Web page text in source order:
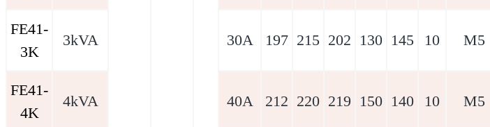
FE41-
3K
3kVA 30A 197 215 202 130 145 10 M5
FE41-
4K
4kVA 40A 212 220 219 150 140 10 M5